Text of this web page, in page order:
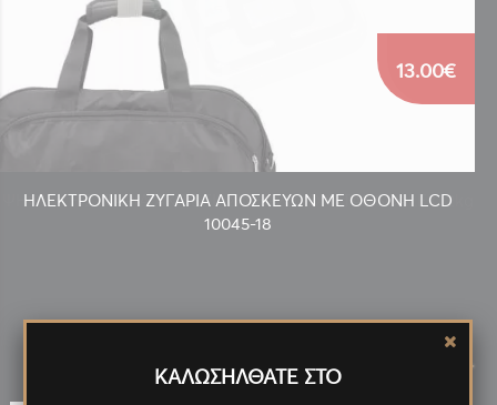
ΗΛΕΚΤΡΟΝΙΚΗ ΖΥΓΑΡΙΑ ΑΠΟΣΚΕΥΩΝ ΜΕ ΟΘΟΝΗ LCD
10045-18
13.00€
>
ΚΑΛΩΣΗΛΘΑΤΕ ΣΤΟ